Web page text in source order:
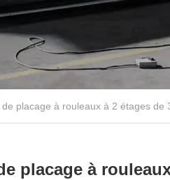
de placage à rouleaux à 2 étages de
placage à